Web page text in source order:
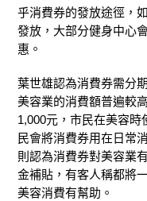
乎消費券的發放途徑，
發放，大部分健身中心
惠。
葉世雄認為消費券需分
美容業的消費額普遍較
1,000元，市民在美容
民會將消費券用在日常
則認為消費券對美容業
金補貼，有客人稱都將
美容消費有幫助。